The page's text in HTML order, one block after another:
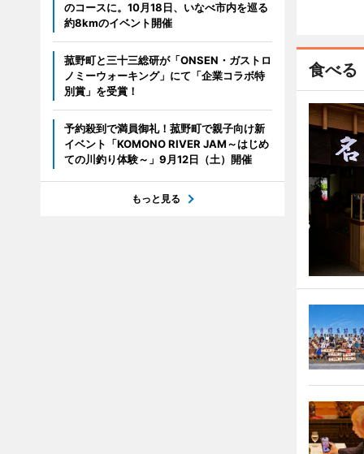
食べる
のコースに。10月18日、いなべ市内を巡る
約8kmのイベント開催
菰野町と三十三総研が「ONSEN・ガストロ
ノミーウォーキング」にて「企業コラボ特
別賞」を受賞！
予約殺到で満員御礼！菰野町で親子向け新
イベント「KOMONO RIVER JAM～はじめ
ての川釣り体験～」9月12日（土）開催
もっと見る